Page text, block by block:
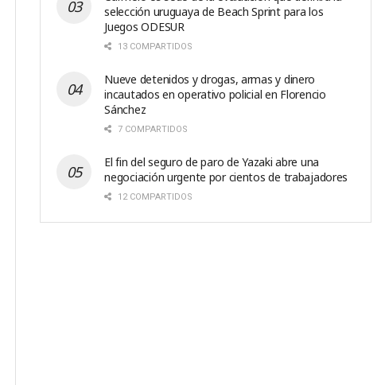
selección uruguaya de Beach Sprint para los
Juegos ODESUR
13 COMPARTIDOS
Nueve detenidos y drogas, armas y dinero
incautados en operativo policial en Florencio
Sánchez
7 COMPARTIDOS
El fin del seguro de paro de Yazaki abre una
negociación urgente por cientos de trabajadores
12 COMPARTIDOS